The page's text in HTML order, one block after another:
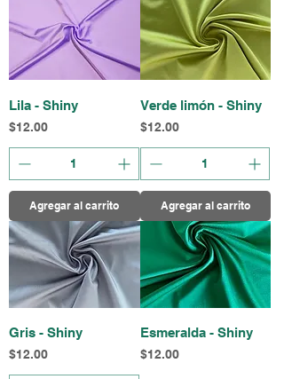
Lila - Shiny
Precio
$12.00
Agregar al carrito
Verde limón - Shiny
Precio
$12.00
Agregar al carrito
Gris - Shiny
Precio
$12.00
Esmeralda - Shiny
Precio
$12.00